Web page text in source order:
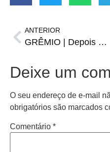
ANTERIOR
GRÊMIO | Depois de três anos, Léo Gomes pode voltar a ser titular
Deixe um
O seu endereço de e-mail
obrigatórios são marcados
Comentário *